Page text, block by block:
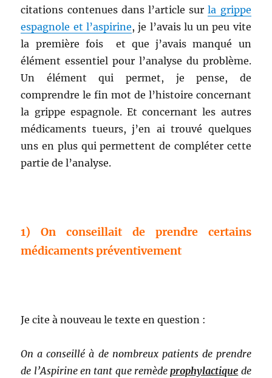
citations contenues dans l’article surla grippe
espagnole et l’aspirine, je l’avais lu un peu vite
la première fois et que j’avais manqué un
élément essentiel pour l’analyse du problème.
Un élément qui permet, je pense, de
comprendre le fin mot de l’histoire concernant
la grippe espagnole. Et concernant les autres
médicaments tueurs, j’en ai trouvé quelques
uns en plus qui permettent de compléter cette
partie de l’analyse.
1) On conseillait de prendre certains
médicaments préventivement
Je cite à nouveau le texte en question :
On a conseillé à de nombreux patients de prendre
de l’Aspirine en tant que remèdeprophylactique de